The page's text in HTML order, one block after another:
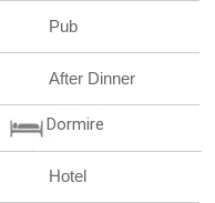
Pub
After Dinner
Dormire
Hotel